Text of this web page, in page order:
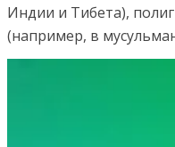
Индии и Тибета),
(например, в